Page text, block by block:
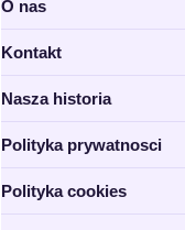
O nas
Kontakt
Nasza historia
Polityka prywatnosci
Polityka cookies